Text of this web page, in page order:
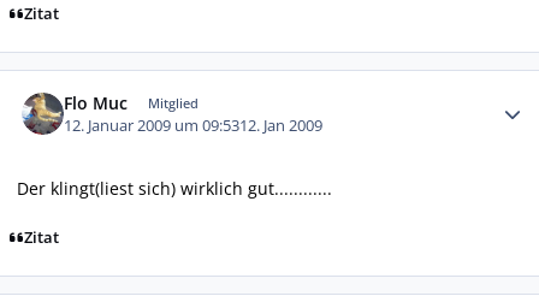
Zitat
Flo Muc Mitglied
12. Januar 2009 um 09:5312. Jan 2009
Der klingt(liest sich) wirklich gut............
Zitat